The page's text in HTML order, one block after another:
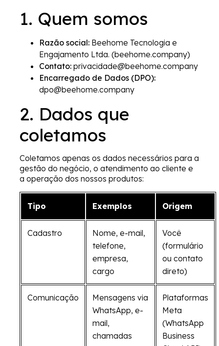
1. Quem somos
Razão social: Beehome Tecnologia e
Engajamento Ltda. (beehome.company)
Contato: privacidade@beehome.company
Encarregado de Dados (DPO):
dpo@beehome.company
2. Dados que
coletamos
Coletamos apenas os dados necessários para a
gestão do negócio, o atendimento ao cliente e
a operação dos nossos produtos:
Tipo Exemplos Origem
Cadastro
Nome, e-mail,
telefone,
empresa,
cargo
Você
(formulário
ou contato
direto)
Comunicação
Mensagens via
WhatsApp, e-
mail,
chamadas
Plataformas
Meta
(WhatsApp
Business